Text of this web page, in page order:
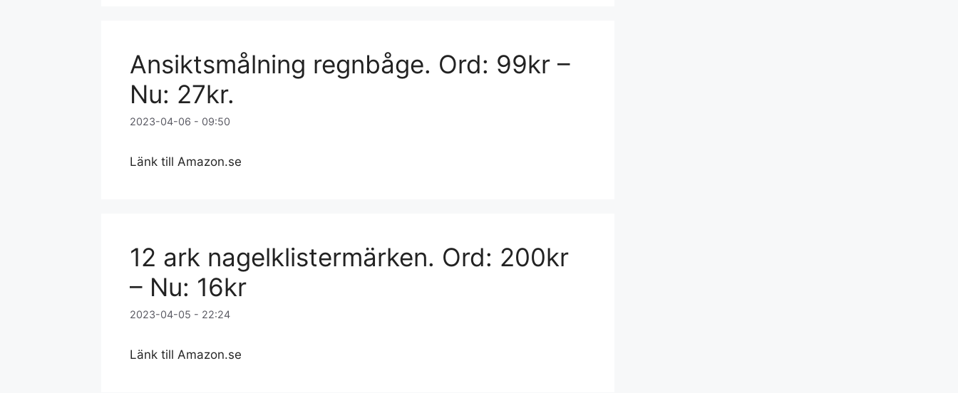
Ansiktsmålning regnbåge. Ord: 99kr –
Nu: 27kr.
2023-04-06 - 09:50
Länk till Amazon.se
12 ark nagelklistermärken. Ord: 200kr
– Nu: 16kr
2023-04-05 - 22:24
Länk till Amazon.se